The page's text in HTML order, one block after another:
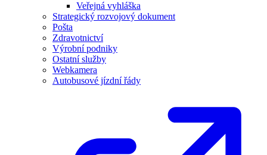
Veřejná vyhláška
Strategický rozvojový dokument
Pošta
Zdravotnictví
Výrobní podniky
Ostatní služby
Webkamera
Autobusové jízdní řády